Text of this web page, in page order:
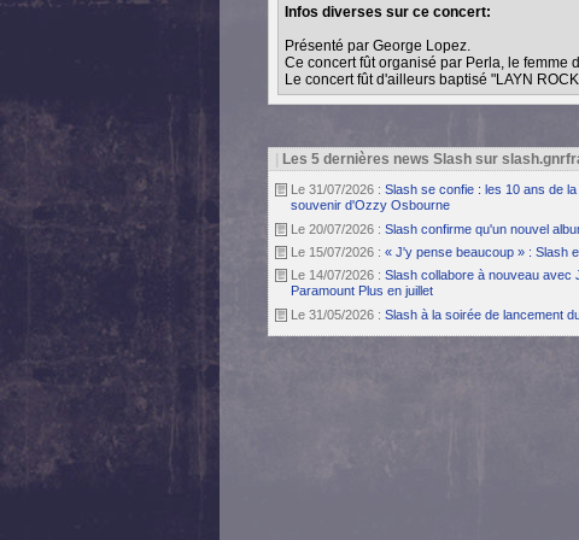
Infos diverses sur ce concert:
Présenté par George Lopez.
Ce concert fût organisé par Perla, le femme
Le concert fût d'ailleurs baptisé "LAYN
Les 5 dernières news Slash sur
Le 31/07/2026 : Slash se confie : les 10 ans de
souvenir d'Ozzy Osbourne
Le 20/07/2026 : Slash confirme qu'un nouvel
Le 15/07/2026 : « J'y pense beaucoup » : Slash
Le 14/07/2026 : Slash collabore à nouveau avec
Paramount Plus en juillet
Le 31/05/2026 : Slash à la soirée de lancement